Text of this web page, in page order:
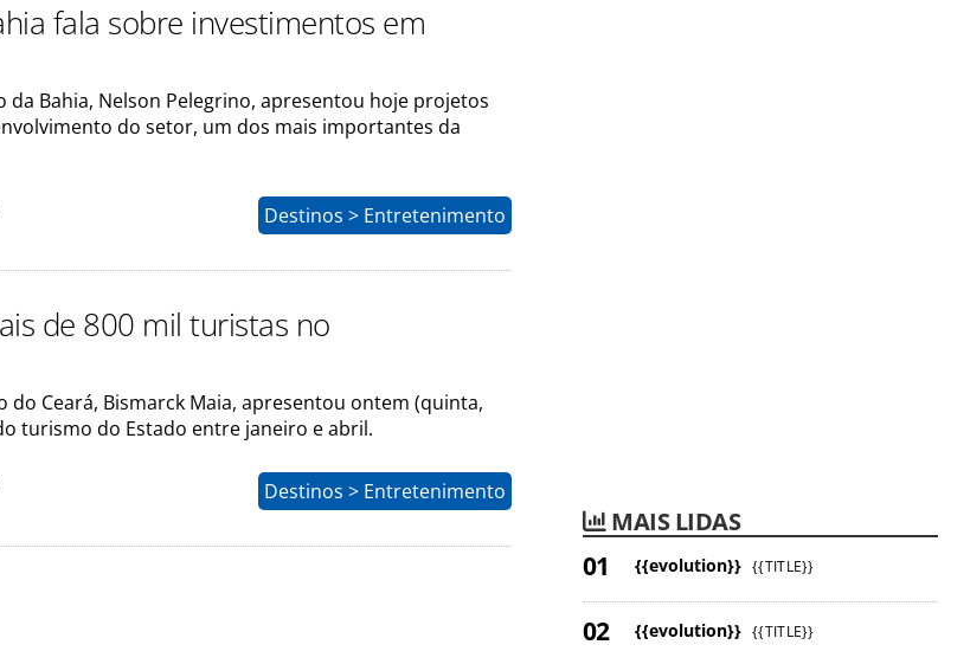
fala sobre investimentos em
da Bahia, Nelson Pelegrino, apresentou hoje projetos
do setor, um dos mais importantes da
Destinos > Entretenimento
de 800 mil turistas no
do Ceará, Bismarck Maia, apresentou ontem (quinta,
turismo do Estado entre janeiro e abril.
Destinos > Entretenimento
MAIS LIDAS
{{evolution}} {{TITLE}}
{{evolution}} {{TITLE}}